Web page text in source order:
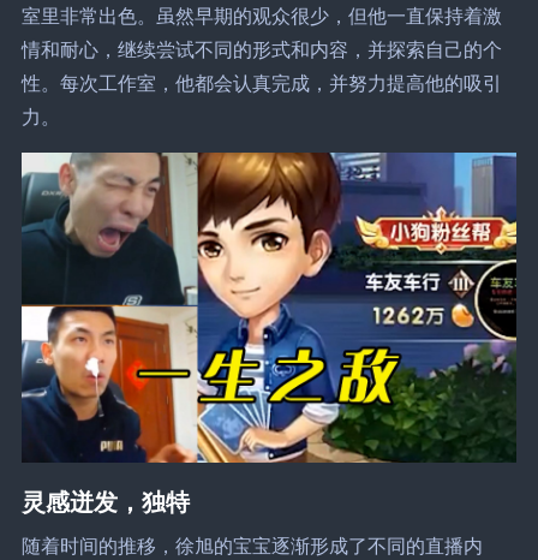
室里非常出色。虽然早期的观众很少，但他一直保持着激
情和耐心，继续尝试不同的形式和内容，并探索自己的个
性。每次工作室，他都会认真完成，并努力提高他的吸引
力。
灵感迸发，独特
随着时间的推移，徐旭的宝宝逐渐形成了不同的直播内